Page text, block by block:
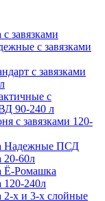
завязками
с завязками
с завязками
с
90-240 л
с завязками 120-
Надежные ПСД
20-60л
Ё-Ромашка
240л
х и 3-х слойные